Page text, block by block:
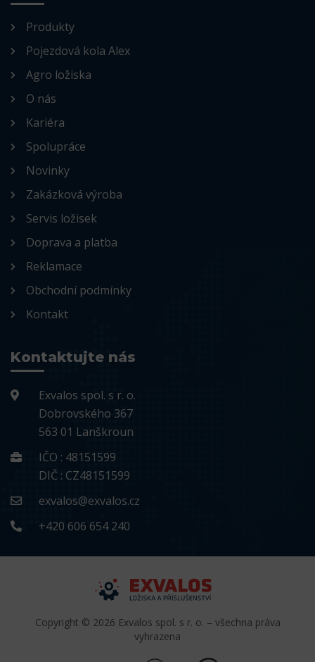
Produkty
Pojezdová kola Alex
Agro ložiska
O nás
Kariéra
Spolupráce
Novinky
Zakázková výroba
Servis ložisek
Doprava a platba
Reklamace
Obchodní podmínky
Kontakt
Kontaktujte nás
Exvalos spol. s r. o.
Dobrovského 367
563 01 Lanškroun
IČO : 48151599
DIČ : CZ48151599
exvalos@exvalos.cz
+420 606 654 240
Copyright © 2026 Exvalos spol. s r. o. – všechna práva
vyhrazena